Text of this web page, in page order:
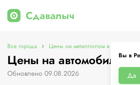
Вы в
Да
Все города Цены на металлолом в Реутове
Цены на автомобили в
Обновлено 09.08.2026